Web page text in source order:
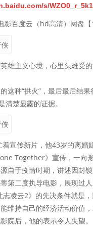
s/
影百度云（hd高清）网盘
雄主义心境，心里头难受
这种“拱火”，最后最后结
清楚显露的证据。
着宣传新片，他43岁的离
Together》宣传，一向
自于疫情时期，讲述因封
第二度执导电影，展现过
凌云2》的先决条件就是
维持自己的经济活动价值
院后，他的表示令人失望。